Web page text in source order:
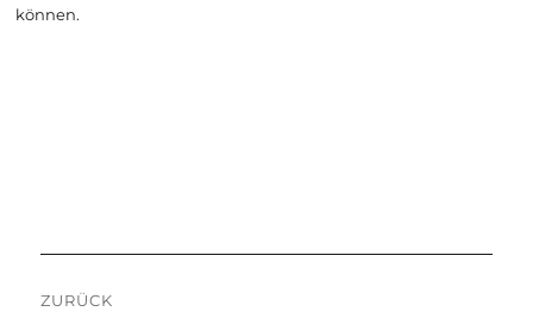
können.
ZURÜCK